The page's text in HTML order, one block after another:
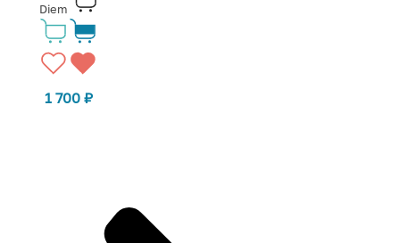
Diem
1 700 ₽